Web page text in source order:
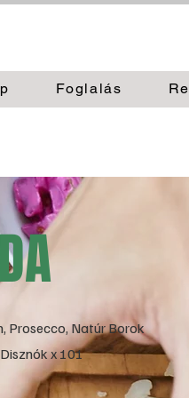
Foglalás
Prosecco, Natúr Borok
x 101